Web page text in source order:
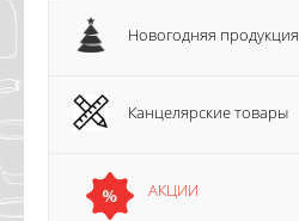
Новогодняя продукция
Канцелярские товары
АКЦИИ